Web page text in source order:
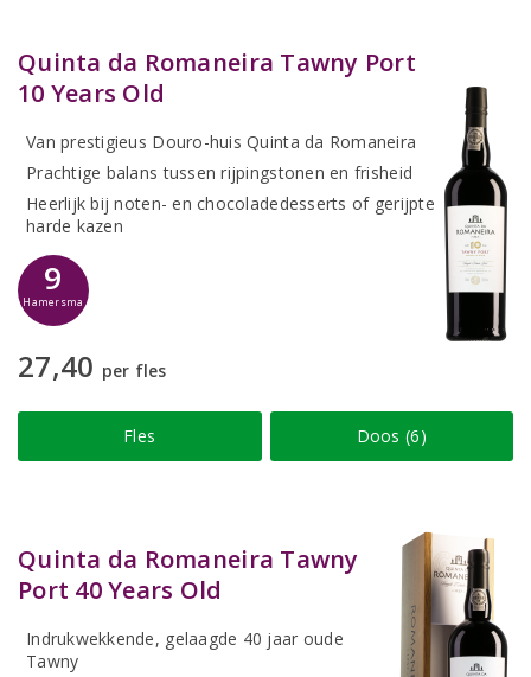
Quinta da Romaneira Tawny Port
10 Years Old
Van prestigieus Douro-huis Quinta da Romaneira
Prachtige balans tussen rijpingstonen en frisheid
Heerlijk bij noten- en chocoladedesserts of gerijpte
harde kazen
9
Hamersma
27,40 per fles
Fles Doos (6)
Quinta da Romaneira Tawny
Port 40 Years Old
Indrukwekkende, gelaagde 40 jaar oude
Tawny